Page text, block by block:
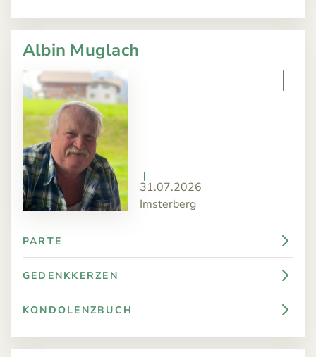
Albin Muglach
31.07.2026
Imsterberg
PARTE
GEDENKKERZEN
KONDOLENZBUCH